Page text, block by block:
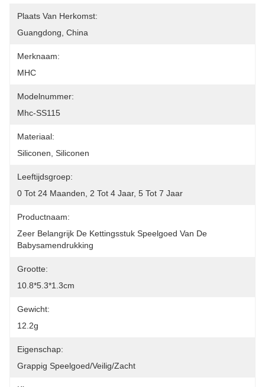
Plaats Van Herkomst:
Guangdong, China
Merknaam:
MHC
Modelnummer:
Mhc-SS115
Materiaal:
Siliconen, Siliconen
Leeftijdsgroep:
0 Tot 24 Maanden, 2 Tot 4 Jaar, 5 Tot 7 Jaar
Productnaam:
Zeer Belangrijk De Kettingsstuk Speelgoed Van De
Babysamendrukking
Grootte:
10.8*5.3*1.3cm
Gewicht:
12.2g
Eigenschap:
Grappig Speelgoed/Veilig/Zacht